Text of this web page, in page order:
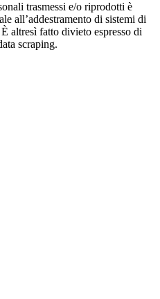
trasmessi e/o riprodotti è
all’addestramento di sistemi di
altresì fatto divieto espresso di
scraping.